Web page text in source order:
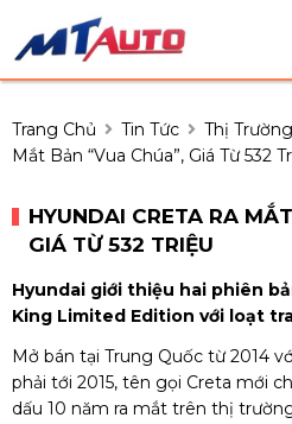
Trang Chủ Tin Tức Thị
Mắt Bản “Vua Chúa”, Giá Từ 532
HYUNDAI CRETA RA
GIÁ TỪ 532 TRIỆU
Hyundai giới thiệu hai phiên
King Limited Edition với loạt
Mở bán tại Trung Quốc từ 2014
phải tới 2015, tên gọi Creta mới
dấu 10 năm ra mắt trên thị